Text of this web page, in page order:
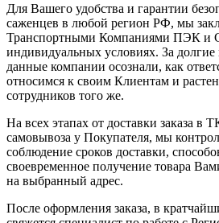
Для Вашего удобства и гарантии
саженцев в любой регион РФ, мы
Транспортными Компаниями ПЭК и
индивидуальных условиях. За долгие
данные компании осознали, как
относимся к своим Клиентам и
сотрудников того же.
На всех этапах от доставки заказа в
самовывоза у Покупателя, мы
соблюдение сроков доставки,
своевременное получение товара
на выбранный адрес.
После оформления заказа, в